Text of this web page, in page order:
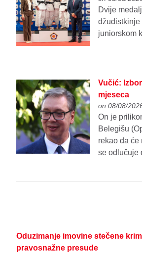
Dvije
džudistkinje
juniorskom
Vučić:
mjeseca
on 08/08/
On je
Belegišu
rekao da će
se odlučuje
Oduzimanje imovine stečene
pravosnažne presude